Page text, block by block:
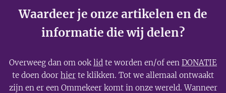
Waardeer je onze artikelen en de
informatie die wij delen?
Overweeg dan om ooklid te worden en/of een DONATIE
te doen door hier te klikken. Tot we allemaal ontwaakt
zijn en er een Ommekeer komt in onze wereld. Wanneer